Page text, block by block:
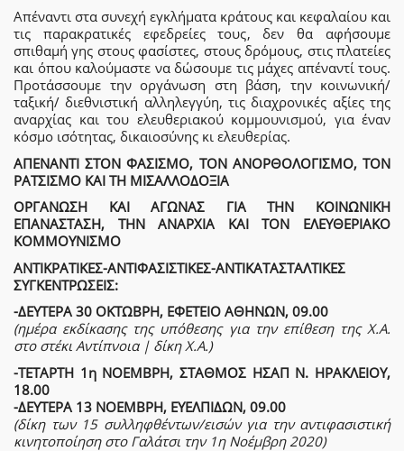
Απέναντι στα συνεχή εγκλήματα κράτους και κεφαλαίου και
τις παρακρατικές εφεδρείες τους, δεν θα αφήσουμε
σπιθαμή γης στους φασίστες, στους δρόμους, στις πλατείες
και όπου καλούμαστε να δώσουμε τις μάχες απέναντί τους.
Προτάσσουμε την οργάνωση στη βάση, την κοινωνική/
ταξική/ διεθνιστική αλληλεγγύη, τις διαχρονικές αξίες της
αναρχίας και του ελευθεριακού κομμουνισμού, για έναν
κόσμο ισότητας, δικαιοσύνης κι ελευθερίας.
ΑΠΕΝΑΝΤΙ ΣΤΟΝ ΦΑΣΙΣΜΟ, ΤΟΝ ΑΝΟΡΘΟΛΟΓΙΣΜΟ, ΤΟΝ
ΡΑΤΣΙΣΜΟ ΚΑΙ ΤΗ ΜΙΣΑΛΛΟΔΟΞΙΑ
ΟΡΓΑΝΩΣΗ ΚΑΙ ΑΓΩΝΑΣ ΓΙΑ ΤΗΝ ΚΟΙΝΩΝΙΚΗ
ΕΠΑΝΑΣΤΑΣΗ, ΤΗΝ ΑΝΑΡΧΙΑ ΚΑΙ ΤΟΝ ΕΛΕΥΘΕΡΙΑΚΟ
ΚΟΜΜΟΥΝΙΣΜΟ
ΑΝΤΙΚΡΑΤΙΚΕΣ-ΑΝΤΙΦΑΣΙΣΤΙΚΕΣ-ΑΝΤΙΚΑΤΑΣΤΑΛΤΙΚΕΣ
ΣΥΓΚΕΝΤΡΩΣΕΙΣ:
-ΔΕΥΤΕΡΑ 30 ΟΚΤΩΒΡΗ, ΕΦΕΤΕΙΟ ΑΘΗΝΩΝ, 09.00
(ημέρα εκδίκασης της υπόθεσης για την επίθεση της Χ.Α.
στο στέκι Αντίπνοια | δίκη Χ.Α.)
-ΤΕΤΑΡΤΗ 1η ΝΟΕΜΒΡΗ, ΣΤΑΘΜΟΣ ΗΣΑΠ Ν. ΗΡΑΚΛΕΙΟΥ,
18.00
-ΔΕΥΤΕΡΑ 13 ΝΟΕΜΒΡΗ, ΕΥΕΛΠΙΔΩΝ, 09.00
(δίκη των 15 συλληφθέντων/εισών για την αντιφασιστική
κινητοποίηση στο Γαλάτσι την 1η Νοέμβρη 2020)